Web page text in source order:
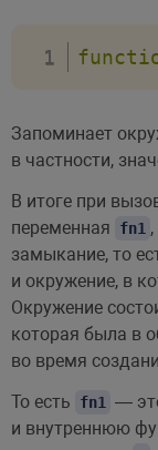
Запоминает
в частности,
В итоге при
переменная
fn1
замыкание, то
и окружение, в
Окружение
которая была в
во время
То есть
fn1
—
и внутреннюю